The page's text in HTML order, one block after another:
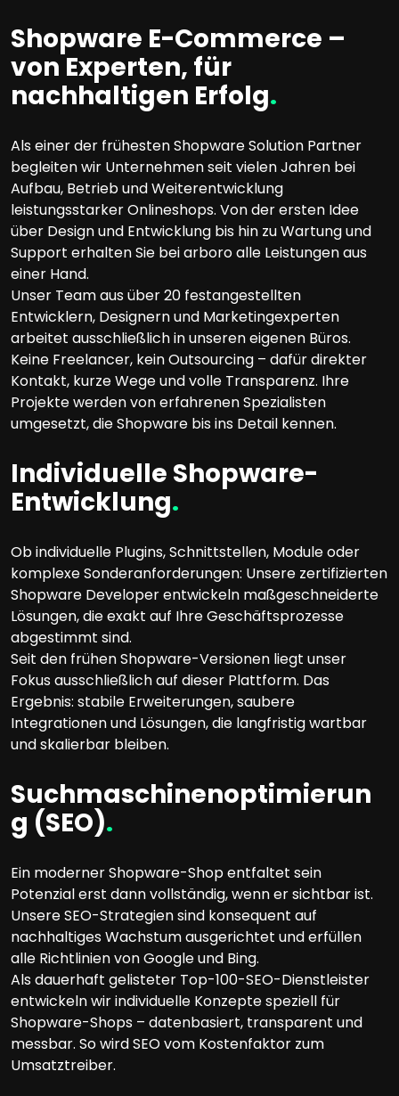
Shopware E-Commerce –
von Experten, für
nachhaltigen Erfolg.
Als einer der frühesten Shopware Solution Partner
begleiten wir Unternehmen seit vielen Jahren bei
Aufbau, Betrieb und Weiterentwicklung
leistungsstarker Onlineshops. Von der ersten Idee
über Design und Entwicklung bis hin zu Wartung und
Support erhalten Sie bei arboro alle Leistungen aus
einer Hand.
Unser Team aus über 20 festangestellten
Entwicklern, Designern und Marketingexperten
arbeitet ausschließlich in unseren eigenen Büros.
Keine Freelancer, kein Outsourcing – dafür direkter
Kontakt, kurze Wege und volle Transparenz. Ihre
Projekte werden von erfahrenen Spezialisten
umgesetzt, die Shopware bis ins Detail kennen.
Individuelle Shopware-
Entwicklung.
Ob individuelle Plugins, Schnittstellen, Module oder
komplexe Sonderanforderungen: Unsere zertifizierten
Shopware Developer entwickeln maßgeschneiderte
Lösungen, die exakt auf Ihre Geschäftsprozesse
abgestimmt sind.
Seit den frühen Shopware-Versionen liegt unser
Fokus ausschließlich auf dieser Plattform. Das
Ergebnis: stabile Erweiterungen, saubere
Integrationen und Lösungen, die langfristig wartbar
und skalierbar bleiben.
Suchmaschinenoptimierun
g (SEO).
Ein moderner Shopware-Shop entfaltet sein
Potenzial erst dann vollständig, wenn er sichtbar ist.
Unsere SEO-Strategien sind konsequent auf
nachhaltiges Wachstum ausgerichtet und erfüllen
alle Richtlinien von Google und Bing.
Als dauerhaft gelisteter Top-100-SEO-Dienstleister
entwickeln wir individuelle Konzepte speziell für
Shopware-Shops – datenbasiert, transparent und
messbar. So wird SEO vom Kostenfaktor zum
Umsatztreiber.